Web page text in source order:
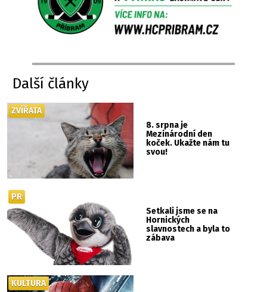
Další články
8. srpna je
Mezinárodní den
koček. Ukažte nám tu
svou!
ZVÍŘATA
Setkali jsme se na
Hornických
slavnostech a byla to
zábava
PR
KULTURA